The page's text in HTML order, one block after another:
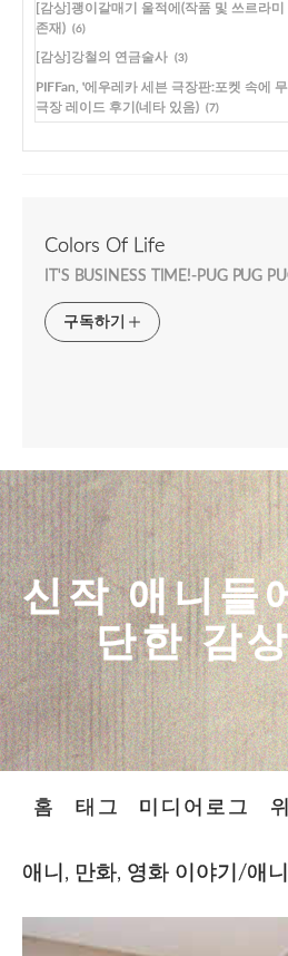
[감상]괭이갈매기 울적에(작품 및 쓰르라
존재) (6)
[감상]강철의 연금술사 (3)
PIFFan, '에우레카 세븐 극장판:포켓 속에
극장 레이드 후기(네타 있음) (7)
Colors Of Life
IT'S BUSINESS TIME!-PUG PUG
구독하기
신작 애니들
단한 감
홈 태그 미디어로그
애니, 만화, 영화 이야기/애